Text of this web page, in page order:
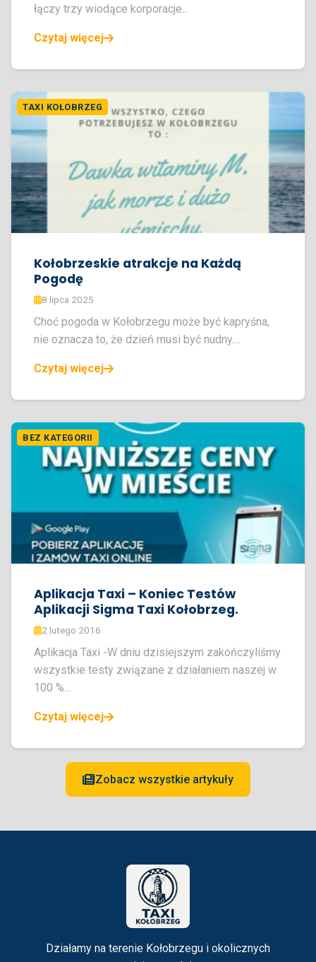
łączy trzy wiodące korporacje...
Czytaj więcej
TAXI KOŁOBRZEG
Kołobrzeskie atrakcje na Każdą
Pogodę
8 lipca 2025
Choć pogoda w Kołobrzegu może być kapryśna,
nie oznacza to, że dzień musi być nudny....
Czytaj więcej
BEZ KATEGORII
Aplikacja Taxi – Koniec Testów
Aplikacji Sigma Taxi Kołobrzeg.
2 lutego 2016
Aplikacja Taxi -W dniu dzisiejszym zakończyliśmy
wszystkie testy związane z działaniem naszej w
100 %...
Czytaj więcej
Zobacz wszystkie artykuły
Działamy na terenie Kołobrzegu i okolicznych